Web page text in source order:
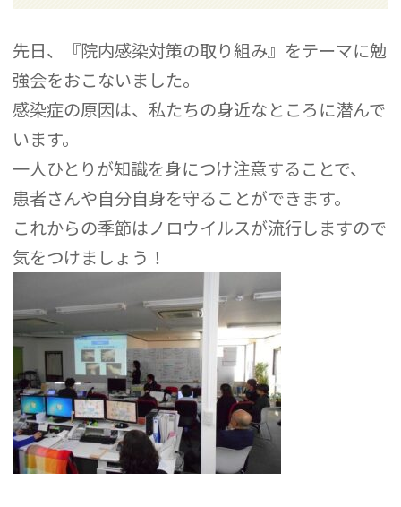
先日、『院内感染対策の取り組み』をテーマに勉
強会をおこないました。
感染症の原因は、私たちの身近なところに潜んで
います。
一人ひとりが知識を身につけ注意することで、
患者さんや自分自身を守ることができます。
これからの季節はノロウイルスが流行しますので
気をつけましょう！